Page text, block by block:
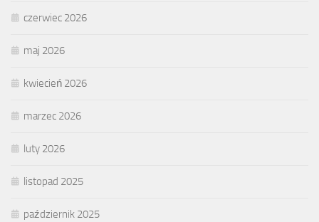
czerwiec 2026
maj 2026
kwiecień 2026
marzec 2026
luty 2026
listopad 2025
październik 2025